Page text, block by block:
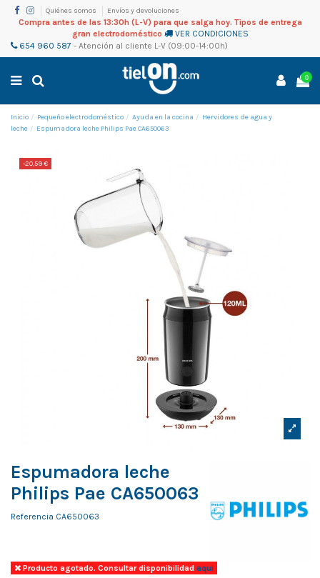
Quiénes somos Envíos y devoluciones
Compra antes de las 13:30h (L-V) para que salga hoy. Tipos de entrega
gran electrodoméstico
VER CONDICIONES
654 960 587 - Atención al cliente L-V (09:00-14:00h)
0
Inicio Pequeño electrodoméstico Ayuda en la cocina
Hervidores de agua y
leche
Espumadora leche Philips Pae CA650063
-20,59 €
Espumadora leche
Philips Pae CA650063
Referencia CA650063
Producto agotado. Consultar disponibilidadaqui